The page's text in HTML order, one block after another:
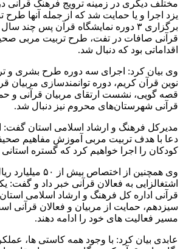
مختلف دیگری در زمینه ترویج فرهنگ قرآنی
یزد اجرا و یا حمایت شد که از جمله آنها
برگزاری ۳ دوره نمایشگاه قرآن پس چند
قرآنی صافات در تفت، طرح تربیت مربی
اقداماتی بود که دنبال شد.
وی بیان کرد: اجرای سه دوره طرح بشری و
نوین قرآن کریم، دوره توانمندسازی مربیان
قصه گویی، نشست ارتقای مربیان قرآنی و
قرآنی شهرستان‌های محروم نیز دنبال شد.
مدیرکل فرهنگ و ارشاد اسلامی استان
دعا با هدف تربیت مربی آموزش مفاهیم
کودکان را اجرا خواهیم کرد که گستره
وی همچنین از اختصاص بیش
اشتغالزایی به فعالان قرآنی خبر داد و گفت:
قرآنی اداره کل فرهنگ و ارشاد اسلامی
سیزدهم، حمایت از مربیان و فعالان قرآنی
مسیر فعالیت های خود را ادامه دهند.
عابدی بیان کرد: با وجود همه کاستی ها،